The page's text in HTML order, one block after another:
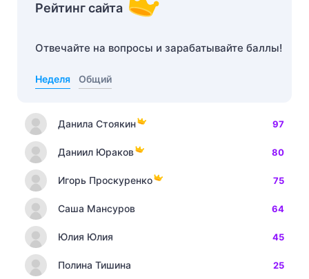
Рейтинг сайта
Отвечайте на вопросы и зарабатывайте баллы!
Неделя Общий
Данила Стоякин 97
Даниил Юраков 80
Игорь Проскуренко 75
Саша Мансуров 64
Юлия Юлия 45
Полина Тишина 25